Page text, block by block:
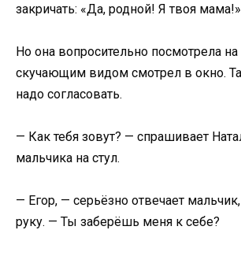
закричать: «Да, родной! Я твоя мама!»
Но она вопросительно посмотрела
скучающим видом смотрел в окно.
надо согласовать.
— Как тебя зовут? — спрашивает
мальчика на стул.
— Егор, — серьёзно отвечает
руку. — Ты заберёшь меня к себе?